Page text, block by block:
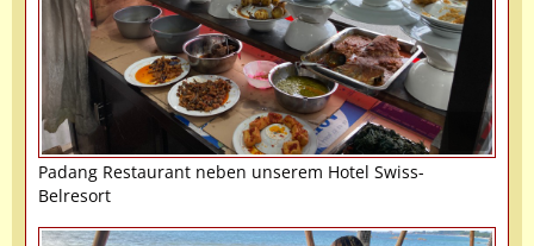
Padang Restaurant neben unserem Hotel Swiss-
Belresort